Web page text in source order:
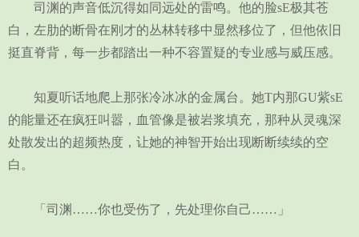
司渊的声音低沉得如同远处的雷鸣。他的脸sE极其苍
白，左肋的断骨在刚才的丛林转移中显然移位了，但他依旧
挺直脊背，每一步都踏出一种不容置疑的专业感与威压感。
知夏听话地爬上那张冷冰冰的金属台。她T内那GU紫sE
的能量还在疯狂叫嚣，血管像是被岩浆填充，那种从灵魂深
处散发出的超频热度，让她的神智开始出现断断续续的空
白。
「司渊……你也受伤了，先处理你自己……」